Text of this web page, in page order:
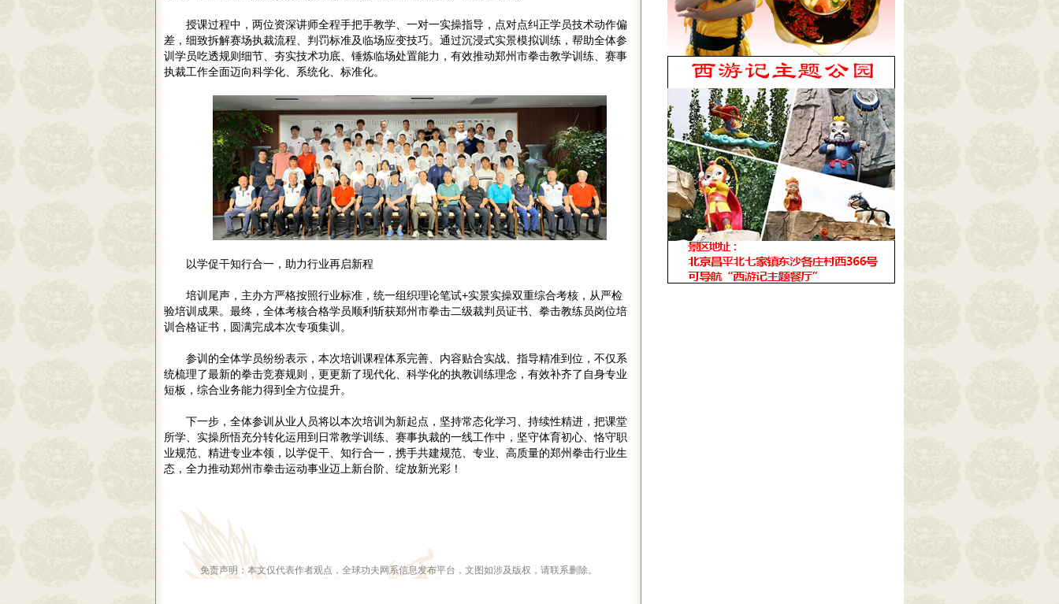
授课过程中，两位资深讲师全程手把手教学、一对一实操指导，点对点纠正学员技术动作偏
差，细致拆解赛场执裁流程、判罚标准及临场应变技巧。通过沉浸式实景模拟训练，帮助全体参
训学员吃透规则细节、夯实技术功底、锤炼临场处置能力，有效推动郑州市拳击教学训练、赛事
执裁工作全面迈向科学化、系统化、标准化。
以学促干知行合一，助力行业再启新程
培训尾声，主办方严格按照行业标准，统一组织理论笔试+实景实操双重综合考核，从严检
验培训成果。最终，全体考核合格学员顺利斩获郑州市拳击二级裁判员证书、拳击教练员岗位培
训合格证书，圆满完成本次专项集训。
参训的全体学员纷纷表示，本次培训课程体系完善、内容贴合实战、指导精准到位，不仅系
统梳理了最新的拳击竞赛规则，更更新了现代化、科学化的执教训练理念，有效补齐了自身专业
短板，综合业务能力得到全方位提升。
下一步，全体参训从业人员将以本次培训为新起点，坚持常态化学习、持续性精进，把课堂
所学、实操所悟充分转化运用到日常教学训练、赛事执裁的一线工作中，坚守体育初心、恪守职
业规范、精进专业本领，以学促干、知行合一，携手共建规范、专业、高质量的郑州拳击行业生
态，全力推动郑州市拳击运动事业迈上新台阶、绽放新光彩！
免责声明：本文仅代表作者观点，全球功夫网系信息发布平台，文图如涉及版权，请联系删除。